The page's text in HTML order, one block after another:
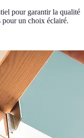
pour garantir la qualité
pour un choix éclairé.